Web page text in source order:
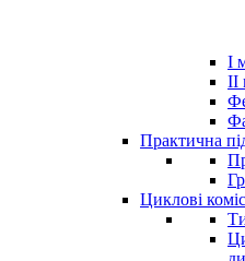
І
Практична
Циклові